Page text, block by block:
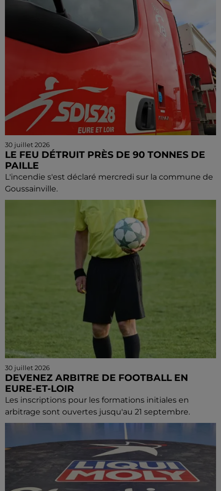
30 juillet 2026
LE FEU DÉTRUIT PRÈS DE 90 TONNES DE
PAILLE
L'incendie s'est déclaré mercredi sur la commune de
Goussainville.
30 juillet 2026
DEVENEZ ARBITRE DE FOOTBALL EN
EURE-ET-LOIR
Les inscriptions pour les formations initiales en
arbitrage sont ouvertes jusqu'au 21 septembre.